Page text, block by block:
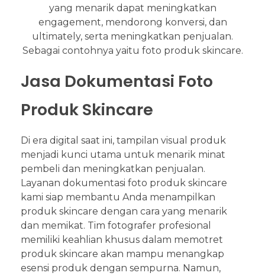
yang menarik dapat meningkatkan
engagement, mendorong konversi, dan
ultimately, serta meningkatkan penjualan.
Sebagai contohnya yaitu foto produk skincare.
Jasa Dokumentasi Foto
Produk Skincare
Di era digital saat ini, tampilan visual produk
menjadi kunci utama untuk menarik minat
pembeli dan meningkatkan penjualan.
Layanan dokumentasi foto produk skincare
kami siap membantu Anda menampilkan
produk skincare dengan cara yang menarik
dan memikat. Tim fotografer profesional
memiliki keahlian khusus dalam memotret
produk skincare akan mampu menangkap
esensi produk dengan sempurna. Namun,